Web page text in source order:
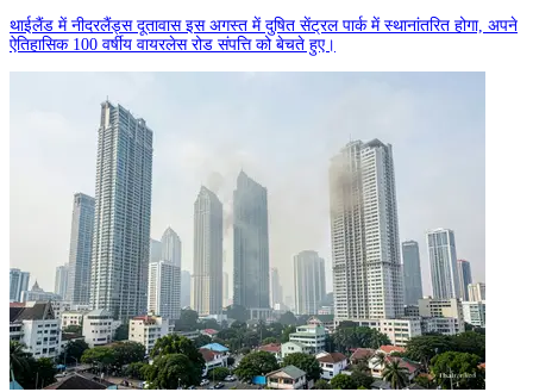
थाईलैंड में नीदरलैंड्स दूतावास इस अगस्त में दुषित सेंट्रल पार्क में स्थानांतरित होगा, अपने
ऐतिहासिक 100 वर्षीय वायरलेस रोड संपत्ति को बेचते हुए।